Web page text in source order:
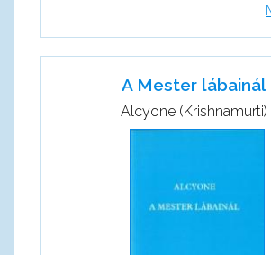
A Mester lábainál
Alcyone (Krishnamurti)